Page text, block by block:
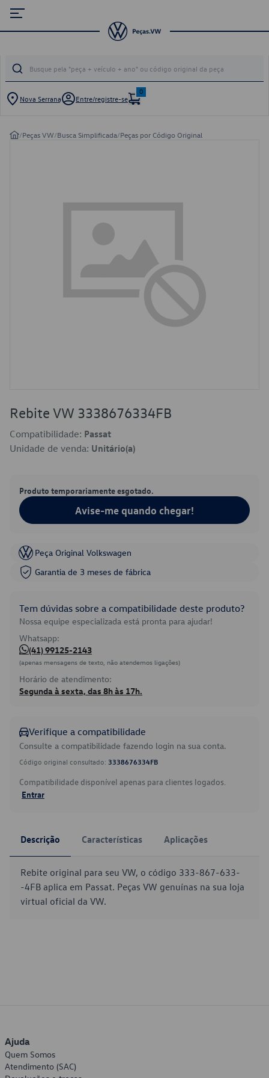
Nova Serrana Entre/registre-se
0
/Peças VW/Busca Simplificada/Peças por Código Original
Rebite VW 3338676334FB
Compatibilidade: Passat
Unidade de venda: Unitário(a)
Produto temporariamente esgotado.
Avise-me quando chegar!
Peça Original Volkswagen
Garantia de 3 meses de fábrica
Tem dúvidas sobre a compatibilidade deste produto?
Nossa equipe especializada está pronta para ajudar!
Whatsapp:
(41) 99125-2143
(apenas mensagens de texto, não atendemos ligações)
Horário de atendimento:
Segunda à sexta, das 8h às 17h.
Verifique a compatibilidade
Consulte a compatibilidade fazendo login na sua conta.
Código original consultado: 3338676334FB
Compatibilidade disponível apenas para clientes logados.
Entrar
Descrição Características Aplicações
Rebite original para seu VW, o código 333-867-633-
-4FB aplica em Passat. Peças VW genuínas na sua loja
virtual oficial da VW.
Ajuda
Quem Somos
Atendimento (SAC)